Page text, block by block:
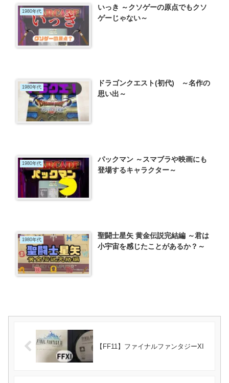
1980年代
いっき ～クソゲーの原点でもクソ
ゲーじゃない～
1980年代
ドラゴンクエスト(初代) ～名作の
思い出～
1980年代
パックマン ～スマブラや映画にも
登場するキャラクター～
1980年代
聖闘士星矢 黄金伝説完結編 ～君は
小宇宙を感じたことがあるか？～
【FF11】ファイナルファンタジーXI